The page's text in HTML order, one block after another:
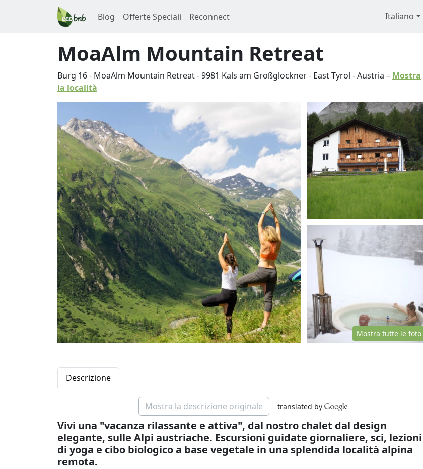
Blog Offerte Speciali Reconnect Italiano
MoaAlm Mountain Retreat
Burg 16 - MoaAlm Mountain Retreat-9981 Kals am Großglockner- East Tyrol -Austria – Mostra
la località
Mostra tutte le foto
Descrizione
Mostra la descrizione originale translated by
Vivi una "vacanza rilassante e attiva", dal nostro chalet dal design
elegante, sulle Alpi austriache. Escursioni guidate giornaliere, sci, lezioni
di yoga e cibo biologico a base vegetale in una splendida località alpina
remota.